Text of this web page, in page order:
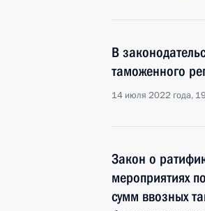
В
таможенного
14 июля 2022 года,
Закон о
мероприятиях
сумм ввозных